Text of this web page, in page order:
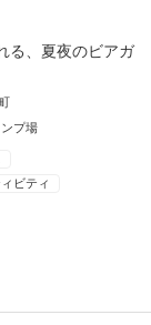
る、夏夜のビアガ
プ場
ビティ